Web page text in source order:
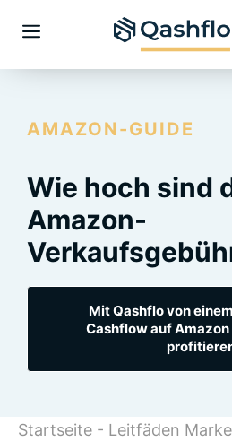
Menü
AMAZON-GUIDE
Wie hoch sind
Amazon-
Mit Qashflo von
Cashflow auf
Startseite - Leitfäden